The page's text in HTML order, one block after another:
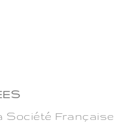
Société Française